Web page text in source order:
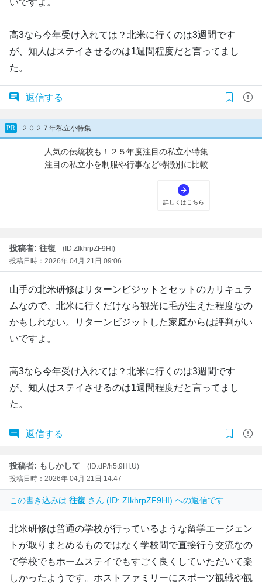
高3なら今年受け入れては？北米に行くのは3週間です
が、知人はステイさせるのは1週間程度だと言ってまし
た。
返信する
投稿者: 往復
(ID:ZIkhrpZF9HI)
投稿日時：2026年 04月 21日 09:06
山手の北米研修はリターンビジットとセットのカリキュラ
ムなので、北米に行くだけなら観光に毛が生えた程度なの
かもしれない。リターンビジットした家庭からは評判がい
いですよ。
高3なら今年受け入れては？北米に行くのは3週間です
が、知人はステイさせるのは1週間程度だと言ってまし
た。
返信する
投稿者: もしかして
(ID:dP/h5t9HI.U)
投稿日時：2026年 04月 21日 14:47
この書き込みは 往復 さん (ID: ZIkhrpZF9HI) への返信です
北米研修は普通の学校が行っているような留学エージェン
トが取りまとめるものではなく学校間で直接行う交流なの
で学校でもホームステイでもすごく良くしていただいて楽
しかったようです。ホストファミリーにスポーツ観戦や観